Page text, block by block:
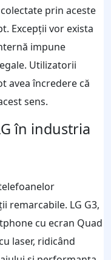
prin aceste
Excepții vor exista
impune
Utilizatorii
avea încredere că
sens.
în industria
remarcabile. LG G3,
cu ecran Quad
laser, ridicând